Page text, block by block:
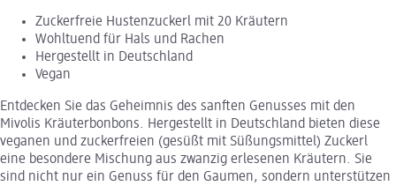
Zuckerfreie Hustenzuckerl mit 20 Kräutern
Wohltuend für Hals und Rachen
Hergestellt in Deutschland
Vegan
Entdecken Sie das Geheimnis des sanften Genusses mit den
Mivolis Kräuterbonbons. Hergestellt in Deutschland bieten diese
veganen und zuckerfreien (gesüßt mit Süßungsmittel) Zuckerl
eine besondere Mischung aus zwanzig erlesenen Kräutern. Sie
sind nicht nur ein Genuss für den Gaumen, sondern unterstützen